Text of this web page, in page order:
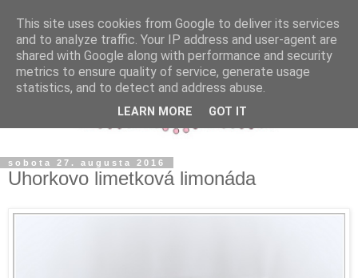
sobota 27. augusta 2016
Uhorkovo limetková limonáda
This site uses cookies from Google to deliver its services
and to analyze traffic. Your IP address and user-agent are
shared with Google along with performance and security
metrics to ensure quality of service, generate usage
statistics, and to detect and address abuse.
LEARN MORE GOT IT